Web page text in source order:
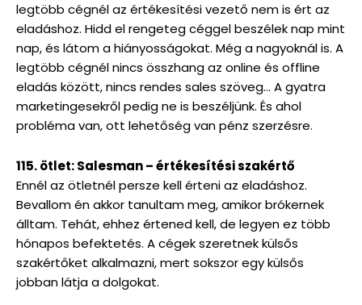
legtöbb cégnél az értékesítési vezető nem is ért az
eladáshoz. Hidd el rengeteg céggel beszélek nap mint
nap, és látom a hiányosságokat. Még a nagyoknál is. A
legtöbb cégnél nincs összhang az online és offline
eladás között, nincs rendes sales szöveg… A gyatra
marketingesekről pedig ne is beszéljünk. És ahol
probléma van, ott lehetőség van pénz szerzésre.
115. ötlet: Salesman – értékesítési szakértő
Ennél az ötletnél persze kell érteni az eladáshoz.
Bevallom én akkor tanultam meg, amikor brókernek
álltam. Tehát, ehhez értened kell, de legyen ez több
hónapos befektetés. A cégek szeretnek külsős
szakértőket alkalmazni, mert sokszor egy külsős
jobban látja a dolgokat.